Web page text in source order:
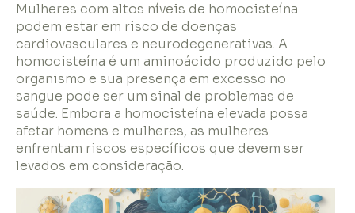
Mulheres com altos níveis de homocisteína
podem estar em risco de doenças
cardiovasculares e neurodegenerativas. A
homocisteína é um aminoácido produzido pelo
organismo e sua presença em excesso no
sangue pode ser um sinal de problemas de
saúde. Embora a homocisteína elevada possa
afetar homens e mulheres, as mulheres
enfrentam riscos específicos que devem ser
levados em consideração.